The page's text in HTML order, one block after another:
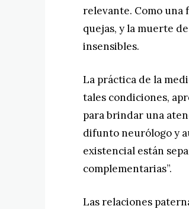
relevante. Como una
quejas, y la muerte
insensibles.
La práctica de la
tales condiciones,
para brindar una
difunto neurólogo y
existencial están
complementarias”.
Las relaciones